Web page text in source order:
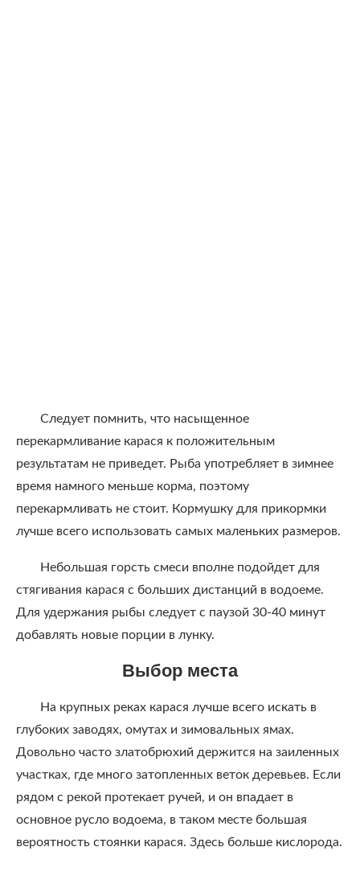
Следует помнить, что насыщенное
перекармливание карася к положительным
результатам не приведет. Рыба употребляет в зимнее
время намного меньше корма, поэтому
перекармливать не стоит. Кормушку для прикормки
лучше всего использовать самых маленьких размеров.
Небольшая горсть смеси вполне подойдет для
стягивания карася с больших дистанций в водоеме.
Для удержания рыбы следует с паузой 30-40 минут
добавлять новые порции в лунку.
Выбор места
На крупных реках карася лучше всего искать в
глубоких заводях, омутах и зимовальных ямах.
Довольно часто златобрюхий держится на заиленных
участках, где много затопленных веток деревьев. Если
рядом с рекой протекает ручей, и он впадает в
основное русло водоема, в таком месте большая
вероятность стоянки карася. Здесь больше кислорода.